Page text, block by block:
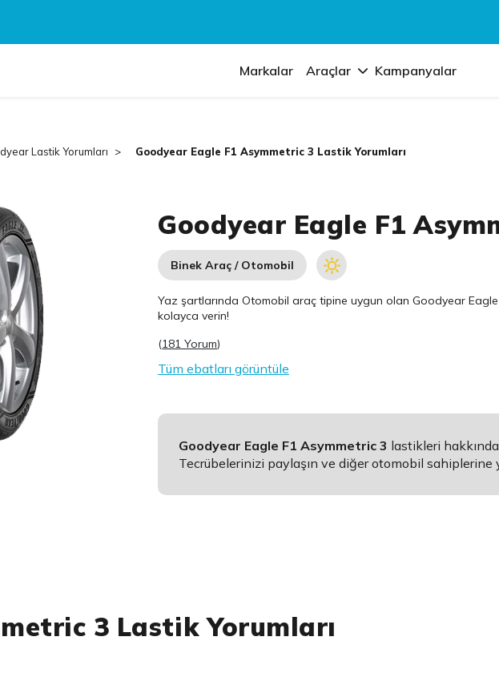
Markalar Araçlar Kampanyalar
Lastik Yorumları Goodyear Eagle F1 Asymmetric 3 Lastik Yorumları
Goodyear Eagle F1
Binek Araç / Otomobil
Yaz şartlarında Otomobil araç tipine uygun olanGoodyear
kolayca verin!
(181 Yorum)
Tüm ebatları görüntüle
Goodyear Eagle F1 Asymmetric 3 lastikleri
Tecrübelerinizi paylaşın ve diğer otomobil sahiplerine
3 Lastik Yorumları